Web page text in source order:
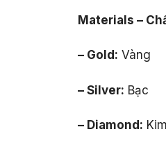
Materials –
– Gold: Vàng
– Silver: Bạc
– Diamond: